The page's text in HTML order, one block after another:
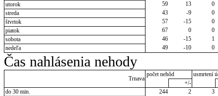
utorok
59 13
0
streda
43 -9
0
štvrtok
57 -15
0
piatok
67 0
0
sobota
46 -15
1
nedeľa
49 -10 0
Čas nahlásenia nehody
Trnava
počet nehôd
usmrtení
+/-
do 30 min.
244 2
3